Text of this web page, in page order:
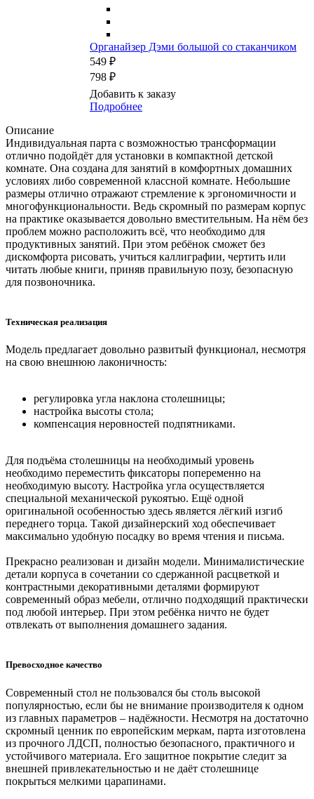
Органайзер Дэми большой со стаканчиком
549 ₽
798 ₽
Добавить к заказу
Подробнее
Описание
Индивидуальная парта с возможностью трансформации
отлично подойдёт для установки в компактной детской
комнате. Она создана для занятий в комфортных домашних
условиях либо современной классной комнате. Небольшие
размеры отлично отражают стремление к эргономичности и
многофункциональности. Ведь скромный по размерам корпус
на практике оказывается довольно вместительным. На нём без
проблем можно расположить всё, что необходимо для
продуктивных занятий. При этом ребёнок сможет без
дискомфорта рисовать, учиться каллиграфии, чертить или
читать любые книги, приняв правильную позу, безопасную
для позвоночника.
Техническая реализация
Модель предлагает довольно развитый функционал, несмотря
на свою внешнюю лаконичность:
регулировка угла наклона столешницы;
настройка высоты стола;
компенсация неровностей подпятниками.
Для подъёма столешницы на необходимый уровень
необходимо переместить фиксаторы попеременно на
необходимую высоту. Настройка угла осуществляется
специальной механической рукоятью. Ещё одной
оригинальной особенностью здесь является лёгкий изгиб
переднего торца. Такой дизайнерский ход обеспечивает
максимально удобную посадку во время чтения и письма.
Прекрасно реализован и дизайн модели. Минималистические
детали корпуса в сочетании со сдержанной расцветкой и
контрастными декоративными деталями формируют
современный образ мебели, отлично подходящий практически
под любой интерьер. При этом ребёнка ничто не будет
отвлекать от выполнения домашнего задания.
Превосходное качество
Современный стол не пользовался бы столь высокой
популярностью, если бы не внимание производителя к одном
из главных параметров – надёжности. Несмотря на достаточно
скромный ценник по европейским меркам, парта изготовлена
из прочного ЛДСП, полностью безопасного, практичного и
устойчивого материала. Его защитное покрытие следит за
внешней привлекательностью и не даёт столешнице
покрыться мелкими царапинами.